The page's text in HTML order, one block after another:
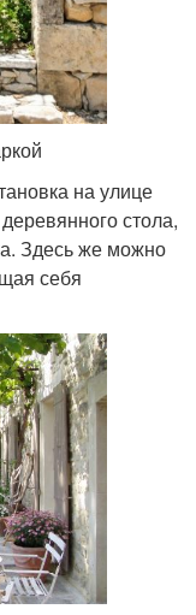
на улице
стола,
Здесь же можно
себя